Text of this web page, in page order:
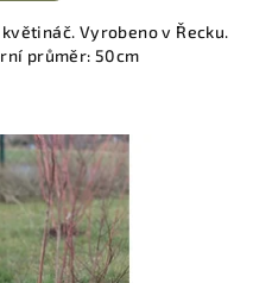
Vyrobeno v Řecku.
průměr: 50cm